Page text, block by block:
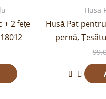
+ 2 fețe
Husa
Husă Pat
pernă,